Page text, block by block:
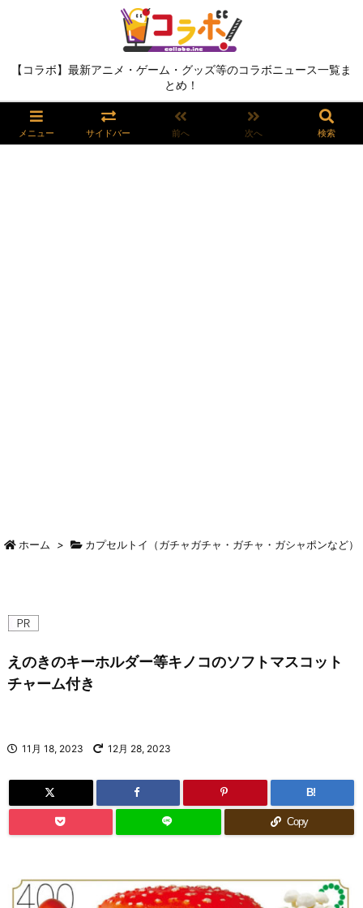
【コラボ】最新アニメ・ゲーム・グッズ等のコラボニュース一覧ま
とめ！
メニュー サイドバー 前へ 次へ 検索
ホーム > カプセルトイ（ガチャガチャ・ガチャ・ガシャポンなど）
えのきのキーホルダー等キノコのソフトマスコット
チャーム付き
11月 18, 2023 12月 28, 2023
B!
Copy